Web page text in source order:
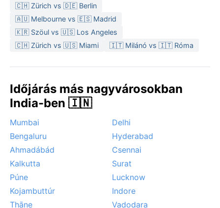
🇨🇭 Zürich vs 🇩🇪 Berlin
🇦🇺 Melbourne vs 🇪🇸 Madrid
🇰🇷 Szöul vs 🇺🇸 Los Angeles
🇨🇭 Zürich vs 🇺🇸 Miami
🇮🇹 Milánó vs 🇮🇹 Róma
Időjárás más nagyvárosokban
India-ben 🇮🇳
Mumbai
Delhi
Bengaluru
Hyderabad
Ahmadábád
Csennai
Kalkutta
Surat
Púne
Lucknow
Kojambuttúr
Indore
Thāne
Vadodara